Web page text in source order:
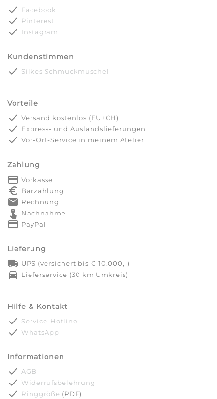
done Facebook
done Pinterest
done Instagram
Kundenstimmen
done Silkes Schmuckmuschel
Vorteile
done Versand kostenlos (EU+CH)
done Express- und Auslandslieferungen
done Vor-Ort-Service in meinem Atelier
Zahlung
payment Vorkasse
euro_symbol Barzahlung
markunread Rechnung
touch_app Nachnahme
credit_card PayPal
Lieferung
local_shipping UPS (versichert bis € 10.000,-)
directions_car Lieferservice (30 km Umkreis)
Hilfe & Kontakt
done Service-Hotline
done WhatsApp
Informationen
done AGB
done Widerrufsbelehrung
done Ringgröße (PDF)